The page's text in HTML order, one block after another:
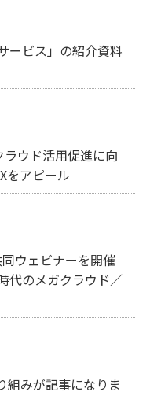
ービス」の紹介資料
ウド活用促進に向
をアピール
ウェビナーを開催
代のメガクラウド／
組みが記事になりま